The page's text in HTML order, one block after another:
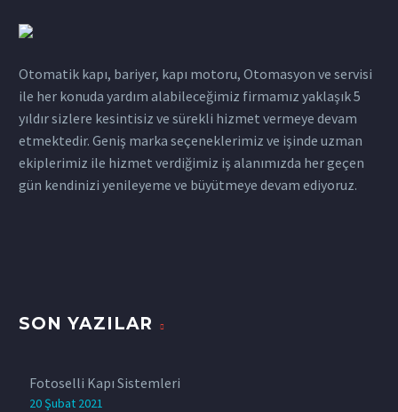
Otomatik kapı, bariyer, kapı motoru, Otomasyon ve servisi
ile her konuda yardım alabileceğimiz firmamız yaklaşık 5
yıldır sizlere kesintisiz ve sürekli hizmet vermeye devam
etmektedir. Geniş marka seçeneklerimiz ve işinde uzman
ekiplerimiz ile hizmet verdiğimiz iş alanımızda her geçen
gün kendinizi yenileyeme ve büyütmeye devam ediyoruz.
SON YAZILAR
Fotoselli Kapı Sistemleri
20 Şubat 2021